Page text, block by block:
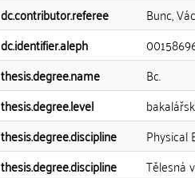
dc.contributor.referee
Bunc,
dc.identifier.aleph
thesis.degree.name
Bc.
thesis.degree.level
thesis.degree.discipline
Physical
thesis.degree.discipline
Tělesná